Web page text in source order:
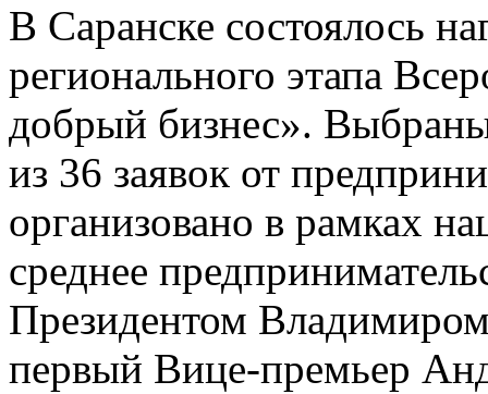
В Саранске состоялось
регионального этапа
добрый бизнес».
из 36 заявок от
организовано в рамках
среднее
Президентом
первый Вице-премьер